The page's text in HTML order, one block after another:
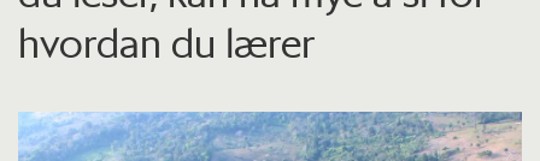
hvordan du lærer